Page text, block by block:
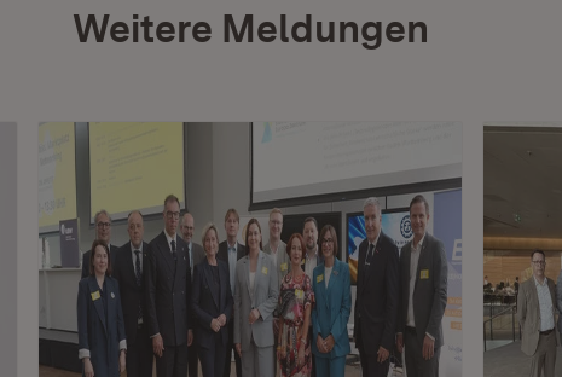
Weitere Meldungen